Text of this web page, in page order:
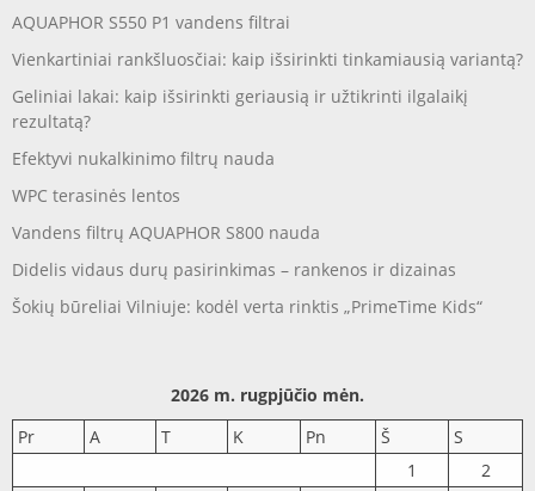
AQUAPHOR S550 P1 vandens filtrai
Vienkartiniai rankšluosčiai: kaip išsirinkti tinkamiausią variantą?
Geliniai lakai: kaip išsirinkti geriausią ir užtikrinti ilgalaikį
rezultatą?
Efektyvi nukalkinimo filtrų nauda
WPC terasinės lentos
Vandens filtrų AQUAPHOR S800 nauda
Didelis vidaus durų pasirinkimas – rankenos ir dizainas
Šokių būreliai Vilniuje: kodėl verta rinktis „PrimeTime Kids“
2026 m. rugpjūčio mėn.
Pr
A T K Pn Š
S
1
2